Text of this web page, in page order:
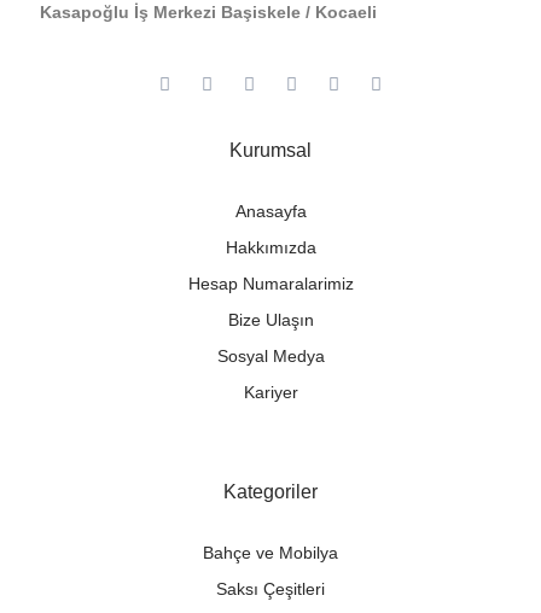
Kasapoğlu İş Merkezi Başiskele / Kocaeli
Kurumsal
Anasayfa
Hakkımızda
Hesap Numaralarimiz
Bize Ulaşın
Sosyal Medya
Kariyer
Kategoriler
Bahçe ve Mobilya
Saksı Çeşitleri